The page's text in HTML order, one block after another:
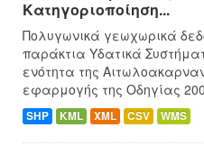
Κατηγοριοποίηση...
Πολυγωνικά γεωχωρικά
παράκτια Υδατικά
ενότητα της
εφαρμογής της Οδηγίας
SHP KML XML CSV WMS